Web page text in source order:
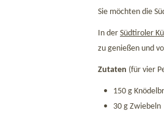
Sie möchten die
In der Südtiroler
zu genießen und
Zutaten (für vier
150 g
30 g Zwiebeln